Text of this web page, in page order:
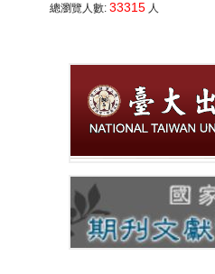
總瀏覽人數: 33315人